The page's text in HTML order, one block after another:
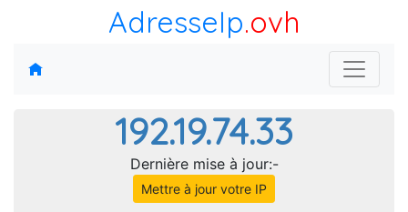
AdresseIp.ovh
192.19.74.33
Dernière mise à jour:-
Mettre à jour votre IP